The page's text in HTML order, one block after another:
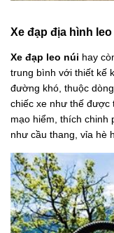
Xe đạp địa hình
Xe đạp leo núi hay
trung bình với thiết kế
đường khó, thuộc
chiếc xe như thế được
mạo hiểm, thích chinh
như cầu thang, vỉa hè